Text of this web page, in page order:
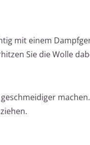
mit einem
Sie die Wolle